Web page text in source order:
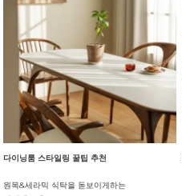
다이닝룸 스타일링 꿀팁 추천
원목&세라믹 식탁을 돋보이게하는